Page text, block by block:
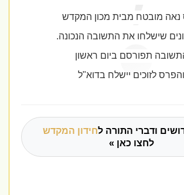
מובטח מבית מכון המקדש
שישלחו את התשובה הנכונה.
תפורסם ביום ראשון
לזוכים יישלח בדוא"ל
ודברי התורה לחידון המקדש
לחצו כאן »